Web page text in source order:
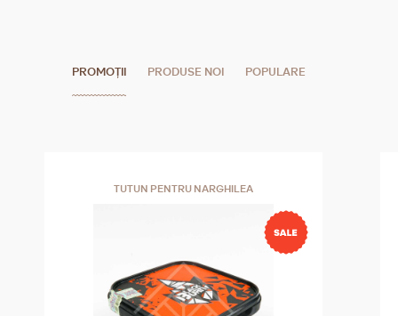
PROMOȚII PRODUSE NOI POPULARE
TUTUN PENTRU NARGHILEA